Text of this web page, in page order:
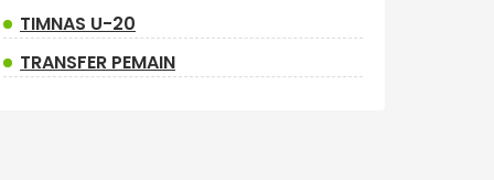
TIMNAS U-20
TRANSFER PEMAIN